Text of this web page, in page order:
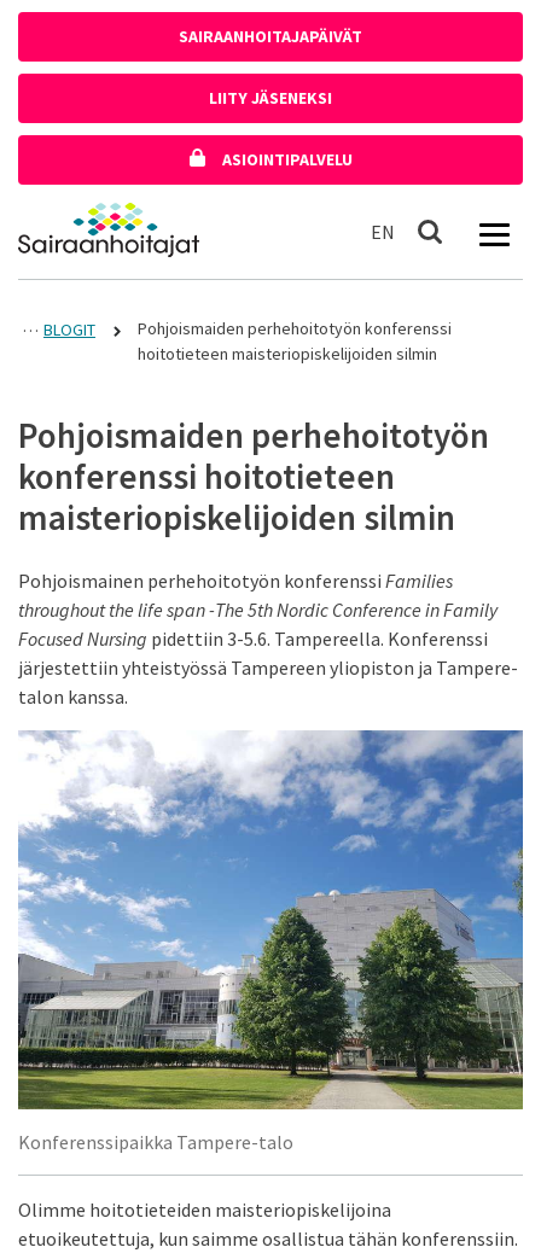
SAIRAANHOITAJAPÄIVÄT
LIITY JÄSENEKSI
ASIOINTIPALVELU
Etusivulle
EN In English
Haku
BLOGIT
Pohjoismaiden perhehoitotyön konferenssi
hoitotieteen maisteriopiskelijoiden silmin
Pohjoismaiden perhehoitotyön
konferenssi hoitotieteen
maisteriopiskelijoiden silmin
Pohjoismainen perhehoitotyön konferenssi Families
throughout the life span -The 5th Nordic Conference in Family
Focused Nursing pidettiin 3-5.6. Tampereella. Konferenssi
järjestettiin yhteistyössä Tampereen yliopiston ja Tampere-
talon kanssa.
Konferenssipaikka Tampere-talo
Olimme hoitotieteiden maisteriopiskelijoina
etuoikeutettuja, kun saimme osallistua tähän konferenssiin.